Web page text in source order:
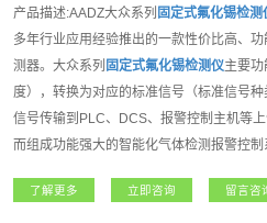
产品描述:AADZ大众系列 固定式氟化锡检测
多年行业应用经验推出的一款性价比高、
测器。大众系列 固定式氟化锡检测仪主要
度），转换为对应的标准信号（标准信号
信号传输到PLC、DCS、报警控制主机等
而组成功能强大的智能化气体检测报警控制
监测、远程设置报警值和远程标定等功能；
了解更多 立即咨询 留言咨